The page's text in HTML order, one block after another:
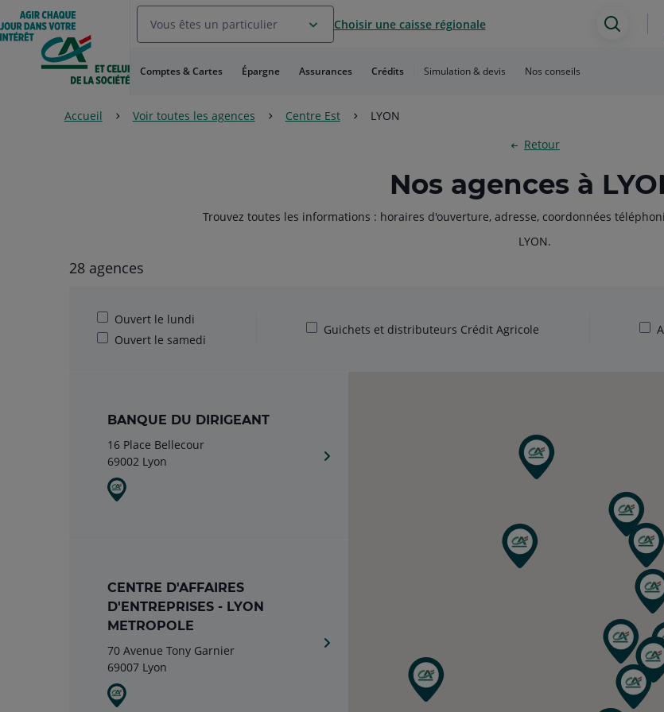
Aller
au
Menu
Aller au
Contenu
Vous êtes un particulier Choisir une caisse régionale
Comptes & Cartes Épargne Assurances Crédits Simulation & devis Nos conseils
Accueil Voir toutes les agences Centre Est
LYON
Retour
Nos agences à
Trouvez toutes les informations : horaires d'ouverture, adresse, coordonnées
LYON.
28 agences
Ouvert le lundi
Ouvert le samedi
Guichets et distributeurs Crédit Agricole
BANQUE DU DIRIGEANT
16 Place Bellecour
69002 Lyon
CENTRE D'AFFAIRES
D'ENTREPRISES - LYON
METROPOLE
70 Avenue Tony Garnier
69007 Lyon